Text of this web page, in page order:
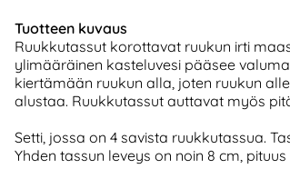
Tuotteen kuvaus
Ruukkutassut korottavat ruukun irti
ylimääräinen kasteluvesi pääsee
kiertämään ruukun alla, joten ruukun
alustaa. Ruukkutassut auttavat myös
Setti, jossa on 4 savista ruukkutassua.
Yhden tassun leveys on noin 8 cm, pituus